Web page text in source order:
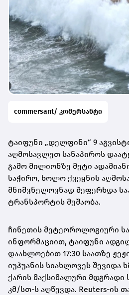
commersant/ კომერსანტი
ტაიფუნი „დელფინი“ 9
აღმოსავლეთ სანაპიროს
გამო მილიონზე მეტი
საჭირო, ხოლო ქვეყნის
მნიშვნელოვნად შეფერხდა
ტრანსპორტის მუშაობა.
ჩინეთის მეტეოროლოგიური
ინფორმაციით, ტაიფუნი
დაახლოებით 17:30 საათზე
იუჰუანის სიახლოვეს შევიდა
ქარის მაქსიმალური მდგრადი
კმ/სთ-ს აღწევდა. Reuters-ის